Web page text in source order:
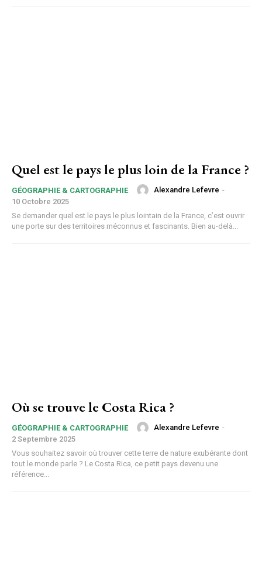
Quel est le pays le plus loin de la France ?
GÉOGRAPHIE & CARTOGRAPHIE Alexandre Lefevre -
10 Octobre 2025
Se demander quel est le pays le plus lointain de la France, c’est ouvrir
une porte sur des territoires méconnus et fascinants. Bien au-delà...
Où se trouve le Costa Rica ?
GÉOGRAPHIE & CARTOGRAPHIE Alexandre Lefevre -
2 Septembre 2025
Vous souhaitez savoir où trouver cette terre de nature exubérante dont
tout le monde parle ? Le Costa Rica, ce petit pays devenu une
référence...